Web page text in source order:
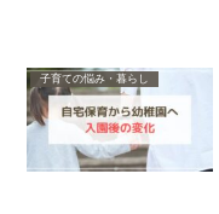
子育ての悩み・暮らし